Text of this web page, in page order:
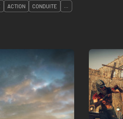
ACTION CONDUITE ...